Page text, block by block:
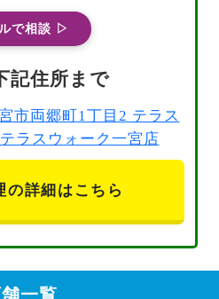
で相談 ▷
記住所まで
市両郷町1丁目2 テラス
ラスウォーク一宮店
の詳細はこちら
一覧